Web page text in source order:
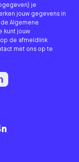
je
jouw gegevens in
Algemene
kunt jouw
de afmeldlink
met ons op te